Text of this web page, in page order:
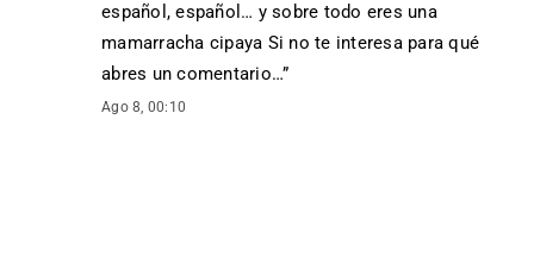
español, español… y sobre todo eres una
mamarracha cipaya Si no te interesa para qué
abres un comentario…”
Ago 8, 00:10